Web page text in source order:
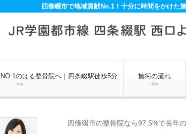
四條畷市で地域貢献No.1！十分に時間をかけた
のはる整骨院へ｜四条畷駅徒歩5分
top
施術の流れ
flow
四條畷市の整骨院なら97.5%で長年